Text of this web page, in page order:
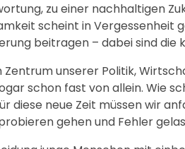
zu einer nachhaltigen
scheint in Vergessenheit
beitragen – dabei sind die
unserer Politik,
schon fast von allein. Wie
neue Zeit müssen wir
gehen und Fehler